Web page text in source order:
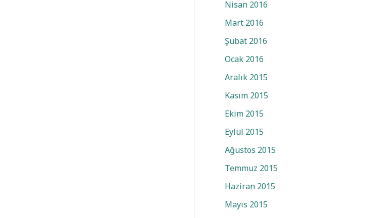
Nisan 2016
Mart 2016
Şubat 2016
Ocak 2016
Aralık 2015
Kasım 2015
Ekim 2015
Eylül 2015
Ağustos 2015
Temmuz 2015
Haziran 2015
Mayıs 2015